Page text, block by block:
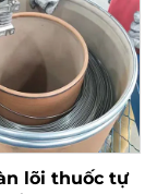
lõi thuốc tự